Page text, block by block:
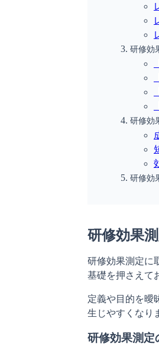
研修効
研修効
研修効
研修効果
研修効果測定に
基礎を押さえて
定義や目的を曖
生じやすくなり
研修効果測定